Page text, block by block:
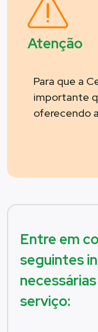
Atenção
Para que a
importante
oferecendo
Entre em
seguintes
serviço: